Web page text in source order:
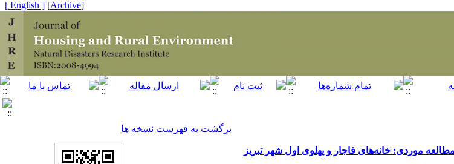
[
Archive
]
[ English ]
برگشت به فهرست نسخه ها
موردی: خانه‌های قاجار و پهلوی‌ اول شهر تبریز